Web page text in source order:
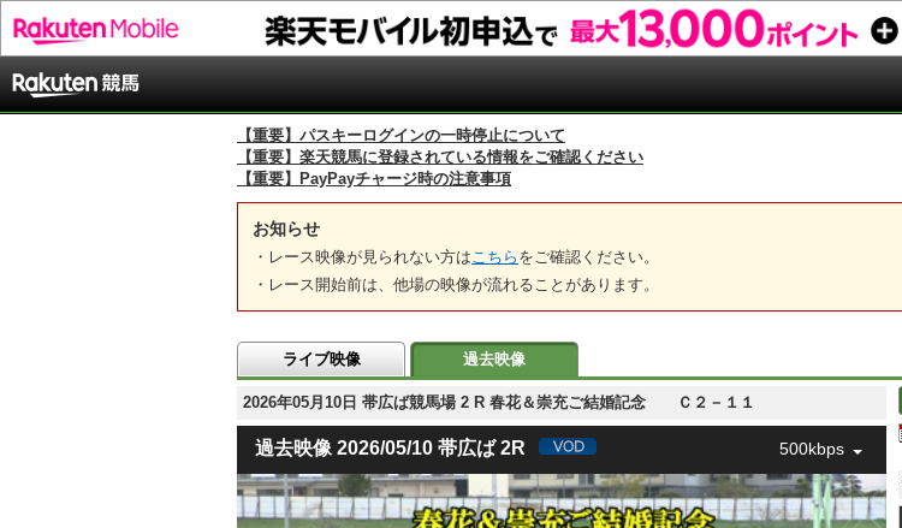
【重要】パスキーログインの一時停止について
【重要】楽天競馬に登録されている情報をご確認ください
【重要】PayPayチャージ時の注意事項
お知らせ
・レース映像が見られない方は こちら をご確認ください。
・レース開始前は、他場の映像が流れることがあります。
ライブ映像 過去映像
2026年05月10日 帯広ば競馬場 2 R 春花＆崇充ご結婚記念 Ｃ２－１１
過去映像 2026/05/10 帯広ば 2R 500kbps